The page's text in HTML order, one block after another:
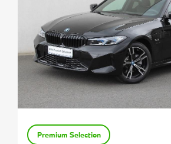
Premium Selection